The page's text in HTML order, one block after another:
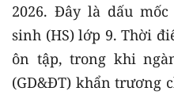
2026. Đây là dấu
sinh (HS) lớp 9. Thời
ôn tập, trong khi
(GD&ĐT) khẩn trương